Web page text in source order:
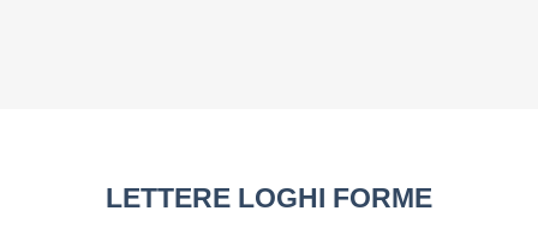
LETTERE LOGHI FORME